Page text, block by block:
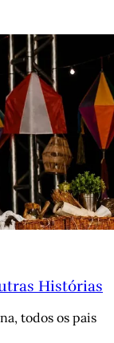
Histórias
todos os pais